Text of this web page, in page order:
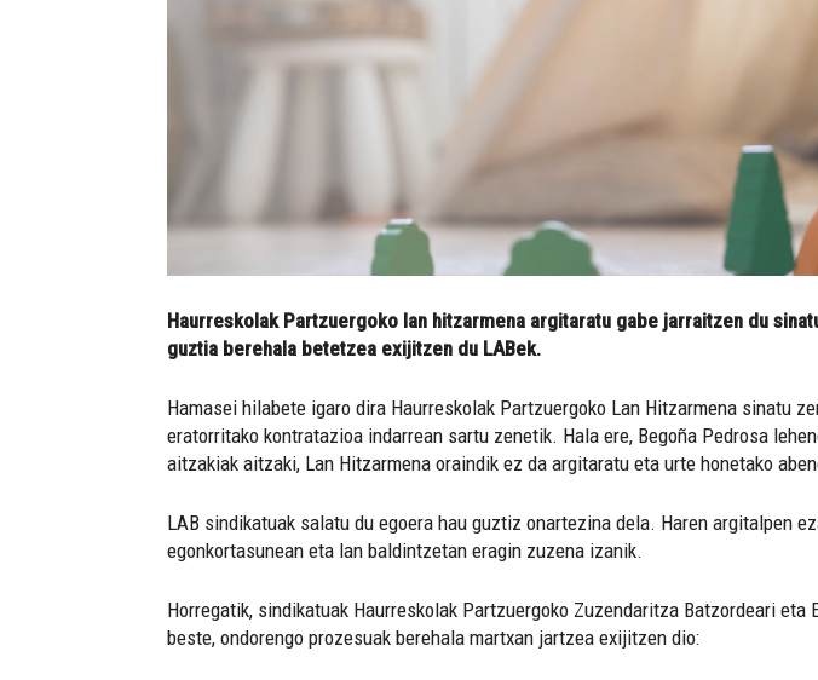
Haurreskolak Partzuergoko lan hitzarmena argitaratu gabe jarraitzen du
guztia berehala betetzea exijitzen du LABek.
Hamasei hilabete igaro dira Haurreskolak Partzuergoko Lan Hitzarmena sinatu
eratorritako kontratazioa indarrean sartu zenetik. Hala ere, Begoña Pedrosa
aitzakiak aitzaki, Lan Hitzarmena oraindik ez da argitaratu eta urte honetako
LAB sindikatuak salatu du egoera hau guztiz onartezina dela. Haren argitalpen
egonkortasunean eta lan baldintzetan eragin zuzena izanik.
Horregatik, sindikatuak Haurreskolak Partzuergoko Zuzendaritza Batzordeari
beste, ondorengo prozesuak berehala martxan jartzea exijitzen dio: